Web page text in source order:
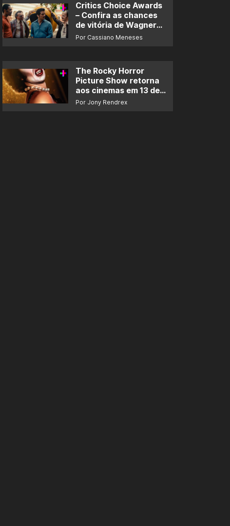
Critics Choice Awards
– Confira as chances
de vitória de Wagner
Moura e de ‘O Agente
Por Cassiano Meneses
The Rocky Horror
Picture Show retorna
aos cinemas em 13 de
novembro
Por Jony Rendrex